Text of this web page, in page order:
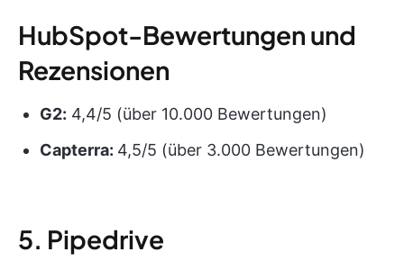
HubSpot-Bewertungen und
Rezensionen
G2: 4,4/5 (über 10.000 Bewertungen)
Capterra: 4,5/5 (über 3.000 Bewertungen)
5. Pipedrive